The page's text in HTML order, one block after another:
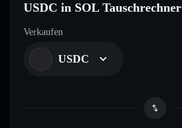
USDC in SOL Tauschrechner
Verkaufen
USDC